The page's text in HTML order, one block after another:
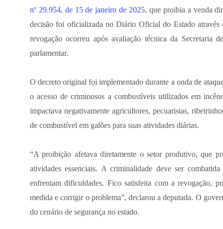
nº 29.954, de 15 de janeiro de 2025, que proibia a venda
decisão foi oficializada no Diário Oficial do Estado
revogação ocorreu após avaliação técnica da Secretaria
parlamentar.
O decreto original foi implementado durante a onda de
o acesso de criminosos a combustíveis utilizados em
impactava negativamente agricultores, pecuaristas,
de combustível em galões para suas atividades diárias.
“A proibição afetava diretamente o setor produtivo, que
atividades essenciais. A criminalidade deve ser
enfrentam dificuldades. Fico satisfeita com a revogação,
medida e corrigir o problema”, declarou a deputada. O
do cenário de segurança no estado.